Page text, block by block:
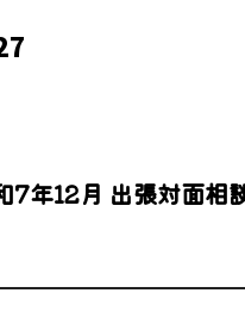
7年12月 出張対面相